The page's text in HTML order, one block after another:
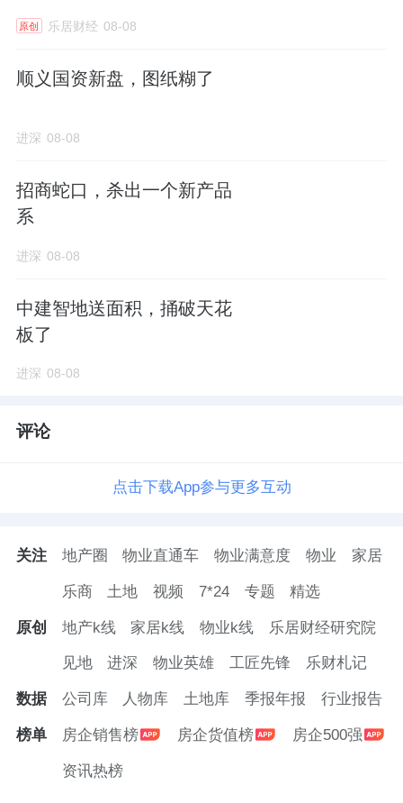
盛大启幕
原创 乐居财经 08-08
顺义国资新盘，图纸糊了
进深 08-08
招商蛇口，杀出一个新产品
系
进深 08-08
中建智地送面积，捅破天花
板了
进深 08-08
评论
点击下载App参与更多互动
关注 地产圈 物业直通车 物业满意度 物业 家居
乐商 土地 视频 7*24 专题 精选
原创 地产k线 家居k线 物业k线 乐居财经研究院
见地 进深 物业英雄 工匠先锋 乐财札记
数据 公司库 人物库 土地库 季报年报 行业报告
榜单 房企销售榜 房企货值榜 房企500强
资讯热榜